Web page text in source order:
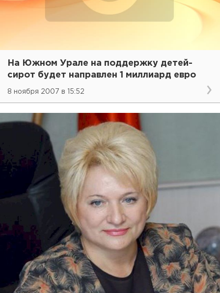
На Южном Урале на поддержку детей-
сирот будет направлен 1 миллиард евро
8 ноября 2007 в 15:52